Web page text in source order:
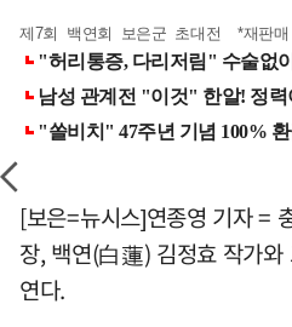
제7회 백연회 보은군 초대전 *재판
[보은=뉴시스]연종영 기자 =
장, 백연(白蓮) 김정효 작가
연다.